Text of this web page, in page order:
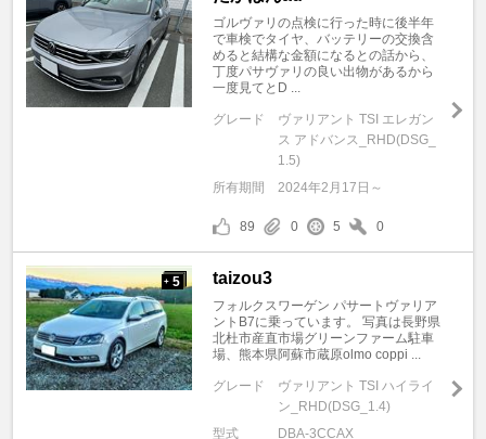
ゴルヴァリの点検に行った時に後半年
で車検でタイヤ、バッテリーの交換含
めると結構な金額になるとの話から、
丁度パサヴァリの良い出物があるから
一度見てとD ...
グレード
ヴァリアント TSI エレガン
ス アドバンス_RHD(DSG_
1.5)
所有期間
2024年2月17日～
89 0 5 0
+ 5 taizou3
フォルクスワーゲン パサートヴァリア
ントB7に乗っています。 写真は長野県
北杜市産直市場グリーンファーム駐車
場、熊本県阿蘇市蔵原olmo coppi ...
グレード
ヴァリアント TSI ハイライ
ン_RHD(DSG_1.4)
型式
DBA-3CCAX